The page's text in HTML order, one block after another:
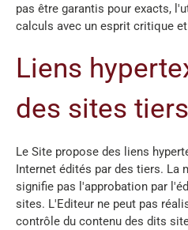
pas être garantis pour exacts,
calculs avec un esprit critique
Liens
des sites tiers
Le Site propose des liens
Internet édités par des tiers. La
signifie pas l'approbation par
sites. L'Editeur ne peut pas
contrôle du contenu des dits